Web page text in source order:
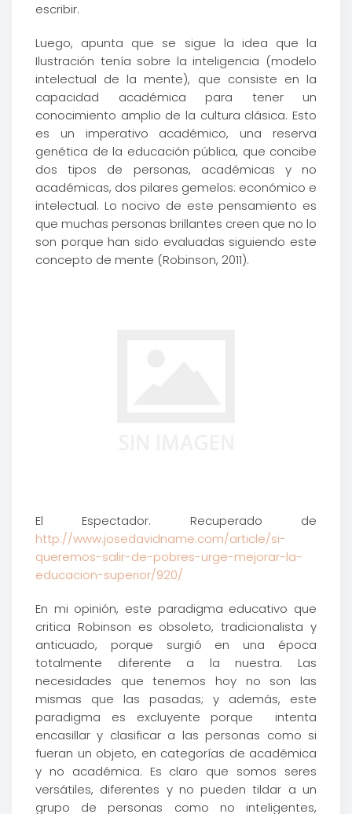
escribir.
Luego, apunta que se sigue la idea que la
Ilustración tenía sobre la inteligencia (modelo
intelectual de la mente), que consiste en la
capacidad académica para tener un
conocimiento amplio de la cultura clásica. Esto
es un imperativo académico, una reserva
genética de la educación pública, que concibe
dos tipos de personas, académicas y no
académicas, dos pilares gemelos: económico e
intelectual. Lo nocivo de este pensamiento es
que muchas personas brillantes creen que no lo
son porque han sido evaluadas siguiendo este
concepto de mente (Robinson, 2011).
El Espectador. Recuperado de
http://www.josedavidname.com/article/si-
queremos-salir-de-pobres-urge-mejorar-la-
educacion-superior/920/
En mi opinión, este paradigma educativo que
critica Robinson es obsoleto, tradicionalista y
anticuado, porque surgió en una época
totalmente diferente a la nuestra. Las
necesidades que tenemos hoy no son las
mismas que las pasadas; y además, este
paradigma es excluyente porque intenta
encasillar y clasificar a las personas como si
fueran un objeto, en categorías de académica
y no académica. Es claro que somos seres
versátiles, diferentes y no pueden tildar a un
grupo de personas como no inteligentes,